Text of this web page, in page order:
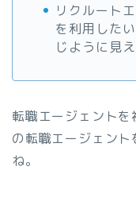
リクルート
を利用した
じように見
転職エージェント
の転職エージェン
ね。